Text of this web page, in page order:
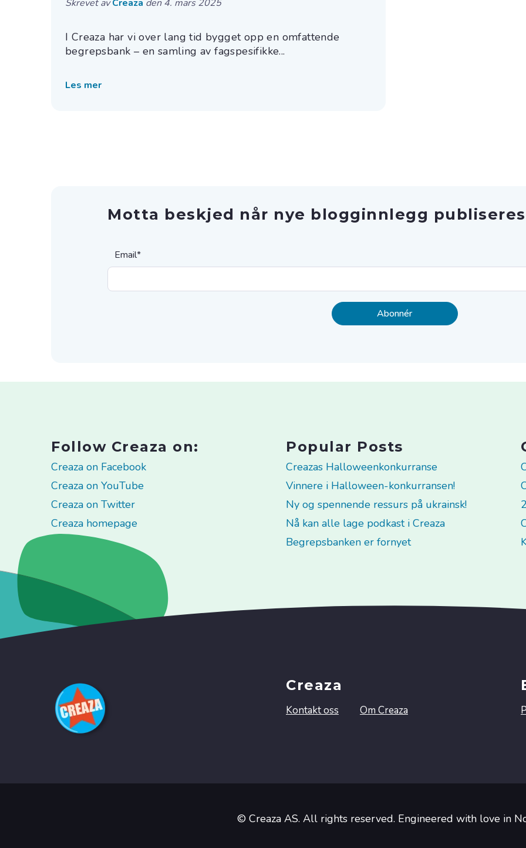
Skrevet avCreaza den 4. mars 2025
I Creaza har vi over lang tid bygget opp en omfattende
begrepsbank – en samling av fagspesifikke...
Les mer
Motta beskjed når nye blogginnlegg
Email*
Follow Creaza on:
Creaza on Facebook
Creaza on YouTube
Creaza on Twitter
Creaza homepage
Popular Posts
Creazas Halloweenkonkurranse
Vinnere i Halloween-konkurransen!
Ny og spennende ressurs på ukrainsk!
Nå kan alle lage podkast i Creaza
Begrepsbanken er fornyet
Creaza
Kontakt oss Om Creaza
© Creaza AS. All rights reserved. Engineered with love in